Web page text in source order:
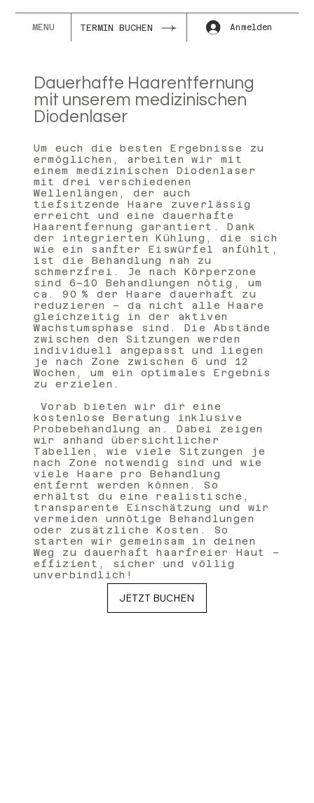
TERMIN BUCHEN Anmelden
MENU
Dauerhafte Haarentfernung
mit unserem medizinischen
Diodenlaser
Um euch die besten Ergebnisse zu
ermöglichen, arbeiten wir mit
einem medizinischen Diodenlaser
mit drei verschiedenen
Wellenlängen, der auch
tiefsitzende Haare zuverlässig
erreicht und eine dauerhafte
Haarentfernung garantiert. Dank
der integrierten Kühlung, die sich
wie ein sanfter Eiswürfel anfühlt,
ist die Behandlung nah zu
schmerzfrei. Je nach Körperzone
sind 6–10 Behandlungen nötig, um
ca. 90 % der Haare dauerhaft zu
reduzieren – da nicht alle Haare
gleichzeitig in der aktiven
Wachstumsphase sind. Die Abstände
zwischen den Sitzungen werden
individuell angepasst und liegen
je nach Zone zwischen 6 und 12
Wochen, um ein optimales Ergebnis
zu erzielen.
Vorab bieten wir dir eine
kostenlose Beratung inklusive
Probebehandlung an. Dabei zeigen
wir anhand übersichtlicher
Tabellen, wie viele Sitzungen je
nach Zone notwendig sind und wie
viele Haare pro Behandlung
entfernt werden können. So
erhältst du eine realistische,
transparente Einschätzung und wir
vermeiden unnötige Behandlungen
oder zusätzliche Kosten. So
starten wir gemeinsam in deinen
Weg zu dauerhaft haarfreier Haut –
effizient, sicher und völlig
unverbindlich!
JETZT BUCHEN